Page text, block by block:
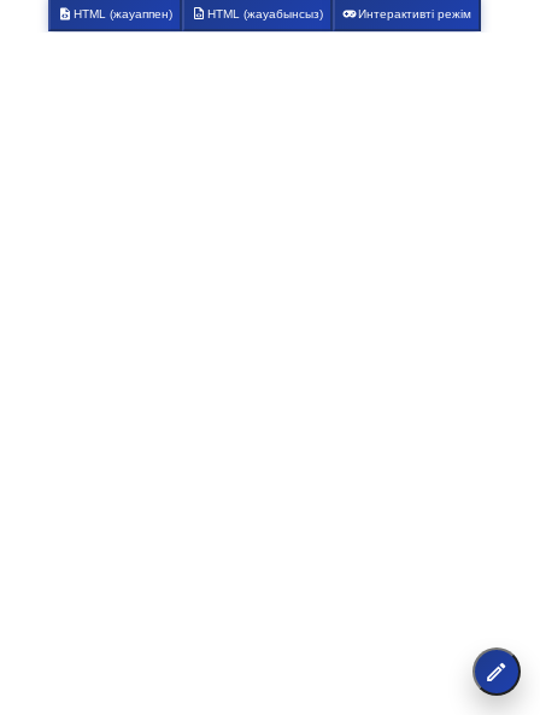
HTML (жауаппен) HTML (жауабынсыз) Интерактивті режім